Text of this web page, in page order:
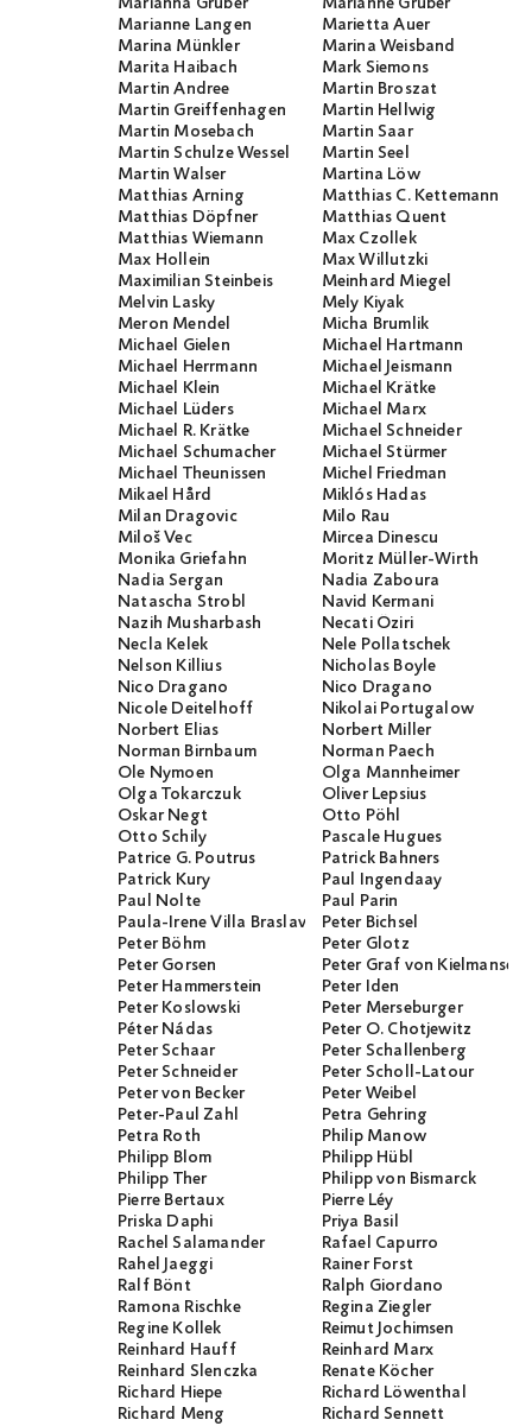
Marianne Langen
Marietta Auer
Marina Münkler
Marina Weisband
Marita Haibach
Mark Siemons
Martin Andree
Martin Broszat
Martin Greiffenhagen
Martin Hellwig
Martin Mosebach
Martin Saar
Martin Schulze Wessel
Martin Seel
Martin Walser
Martina Löw
Matthias Arning
Matthias C. Kettemann
Matthias Döpfner
Matthias Quent
Matthias Wiemann
Max Czollek
Max Hollein
Max Willutzki
Maximilian Steinbeis
Meinhard Miegel
Melvin Lasky
Mely Kiyak
Meron Mendel
Micha Brumlik
Michael Gielen
Michael Hartmann
Michael Herrmann
Michael Jeismann
Michael Klein
Michael Krätke
Michael Lüders
Michael Marx
Michael R. Krätke
Michael Schneider
Michael Schumacher
Michael Stürmer
Michael Theunissen
Michel Friedman
Mikael Hård
Miklós Hadas
Milan Dragovic
Milo Rau
Miloš Vec
Mircea Dinescu
Monika Griefahn
Moritz Müller-Wirth
Nadia Sergan
Nadia Zaboura
Natascha Strobl
Navid Kermani
Nazih Musharbash
Necati Öziri
Necla Kelek
Nele Pollatschek
Nelson Killius
Nicholas Boyle
Nico Dragano
Nico Dragano
Nicole Deitelhoff
Nikolai Portugalow
Norbert Elias
Norbert Miller
Norman Birnbaum
Norman Paech
Ole Nymoen
Olga Mannheimer
Olga Tokarczuk
Oliver Lepsius
Oskar Negt
Otto Pöhl
Otto Schily
Pascale Hugues
Patrice G. Poutrus
Patrick Bahners
Patrick Kury
Paul Ingendaay
Paul Nolte
Paul Parin
Paula-Irene Villa BraslavskyPeter Bichsel
Peter Böhm
Peter Glotz
Peter Gorsen
Peter Graf von
Peter Hammerstein
Peter Iden
Peter Koslowski
Peter Merseburger
Péter Nádas
Peter O. Chotjewitz
Peter Schaar
Peter Schallenberg
Peter Schneider
Peter Scholl-Latour
Peter von Becker
Peter Weibel
Peter-Paul Zahl
Petra Gehring
Petra Roth
Philip Manow
Philipp Blom
Philipp Hübl
Philipp Ther
Philipp von Bismarck
Pierre Bertaux
Pierre Léy
Priska Daphi
Priya Basil
Rachel Salamander
Rafael Capurro
Rahel Jaeggi
Rainer Forst
Ralf Bönt
Ralph Giordano
Ramona Rischke
Regina Ziegler
Regine Kollek
Reimut Jochimsen
Reinhard Hauff
Reinhard Marx
Reinhard Slenczka
Renate Köcher
Richard Hiepe
Richard Löwenthal
Richard Meng
Richard Sennett